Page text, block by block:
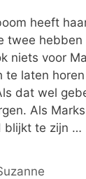
heeft
twee
niets voor
te laten
dat wel
Als
blijkt te zijn …